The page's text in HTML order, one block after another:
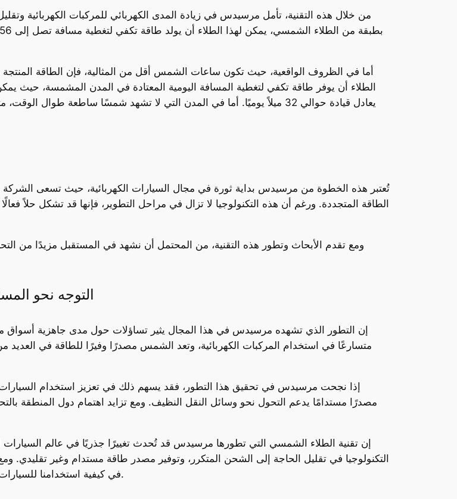
من خلال هذه التقنية، تأمل مرسيدس في زيادة المدى الكهربائي للمركبات الكهربائية
أما في الظروف الواقعية، حيث تكون ساعات الشمس أقل من المثالية، فإن الطاقة
تُعتبر هذه الخطوة من مرسيدس بداية ثورة في مجال السيارات الكهربائية، حيث تسعى الشركة
الطاقة المتجددة. ورغم أن هذه التكنولوجيا لا تزال في مراحل التطوير، فإنها قد تشكل حلاً
ومع تقدم الأبحاث وتطور هذه التقنية، من المحتمل أن نشهد في المستقبل مزيدًا من
التوجه نحو
إن التطور الذي تشهده مرسيدس في هذا المجال يثير تساؤلات حول مدى جاهزية أسواق
متسارعًا في استخدام المركبات الكهربائية، وتعد الشمس مصدرًا وفيرًا للطاقة في العديد
إذا نجحت مرسيدس في تحقيق هذا التطور، فقد يسهم ذلك في تعزيز استخدام
مصدرًا مستدامًا يدعم التحول نحو وسائل النقل النظيف. ومع تزايد اهتمام دول المنطقة
إن تقنية الطلاء الشمسي التي تطورها مرسيدس قد تُحدث تغييرًا جذريًا في عالم السيارات
التكنولوجيا في تقليل الحاجة إلى الشحن المتكرر، وتوفير مصدر طاقة مستدام وغير تقليدي.
في كيفية استخدامنا للسيارات الكهربائية، مما يجعلها أكثر كفاءة واعتمادًا على مصادر طاقة نظيفة.